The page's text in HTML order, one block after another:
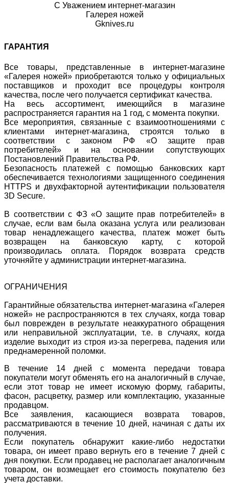
С Уважением интернет-магазин
Галерея ножей
Gknives.ru
ГАРАНТИЯ
Все товары, представленные в интернет-магазине
«Галерея ножей» приобретаются только у официальных
поставщиков и проходит все процедуры контроля
качества, после чего получается сертификат качества.
На весь ассортимент, имеющийся в магазине
распространяется гарантия на 1 год, с момента покупки.
Все мероприятия, связанные с взаимоотношениями с
клиентами интернет-магазина, строятся только в
соответствии с законом РФ «О защите прав
потребителей» и на основании сопутствующих
Постановлений Правительства РФ.
Безопасность платежей с помощью банковских карт
обеспечивается технологиями защищенного соединения
HTTPS и двухфакторной аутентификации пользователя
3D Secure.
В соответствии с ФЗ «О защите прав потребителей» в
случае, если вам была оказана услуга или реализован
товар ненадлежащего качества, платеж может быть
возвращен на банковскую карту, с которой
производилась оплата. Порядок возврата средств
уточняйте у администрации интернет-магазина.
ОГРАНИЧЕНИЯ
Гарантийные обязательства интернет-магазина «Галерея
ножей» не распространяются в тех случаях, когда товар
был поврежден в результате неаккуратного обращения
или неправильной эксплуатации, т.е. в случаях, когда
изделие выходит из строя из-за перегрева, падения или
преднамеренной поломки.
В течение 14 дней с момента передачи товара
покупатели могут обменять его на аналогичный в случае,
если этот товар не имеет искомую форму, габариты,
фасон, расцветку, размер или комплектацию, указанные
продавцом.
Все заявления, касающиеся возврата товаров,
рассматриваются в течение 10 дней, начиная с даты их
получения.
Если покупатель обнаружит какие-либо недостатки
товара, он имеет право вернуть его в течение 7 дней с
дня покупки. Если продавец не располагает аналогичным
товаром, он возмещает его стоимость покупателю без
учета доставки.